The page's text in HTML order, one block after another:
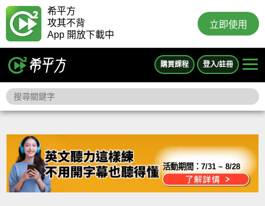
希平方
攻其不背
App 開放下載中
立即使用
購買課程 登入/註冊
活動期間：7/31 ~ 8/28